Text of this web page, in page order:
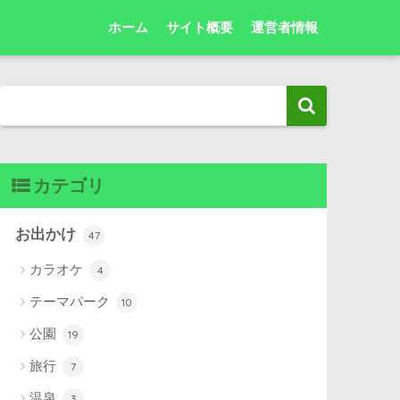
ホーム サイト概要 運営者情報
カテゴリ
お出かけ 47
カラオケ 4
テーマパーク 10
公園 19
旅行 7